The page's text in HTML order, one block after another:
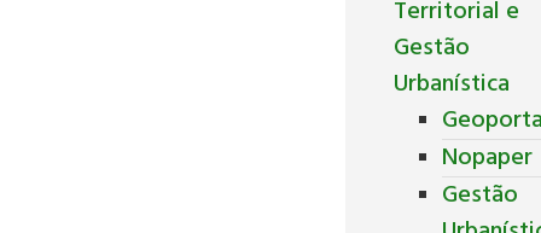
Territorial e
Gestão
Urbanística
Nopaper
Gestão